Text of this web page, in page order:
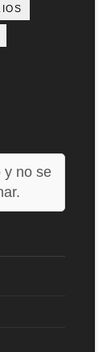
y no se